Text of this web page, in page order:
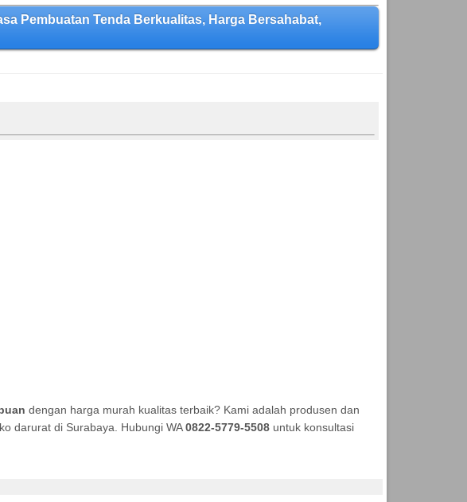
Pembuatan Tenda Berkualitas, Harga Bersahabat,
dengan harga murah kualitas terbaik? Kami adalah produsen dan
darurat di Surabaya. Hubungi WA0822-5779-5508untuk konsultasi